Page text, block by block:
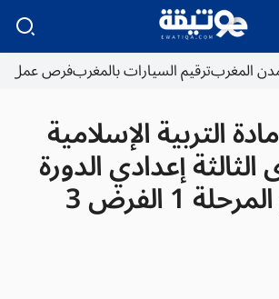
المغربترقيم السيارات بالمغربفرص عمل
التربية الإسلامية
إعدادي الدورة
1 الفرض 3